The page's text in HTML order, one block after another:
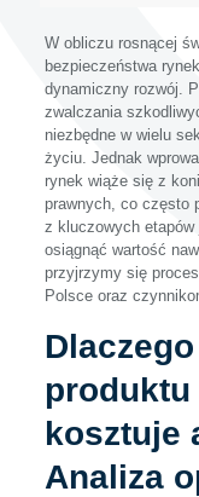
W obliczu rosnącej
bezpieczeństwa
dynamiczny rozwój.
zwalczania
niezbędne w wielu
życiu. Jednak
rynek wiąże się z
prawnych, co często
z kluczowych
osiągnąć wartość
przyjrzymy się
Polsce oraz
kosztuje
Analiza